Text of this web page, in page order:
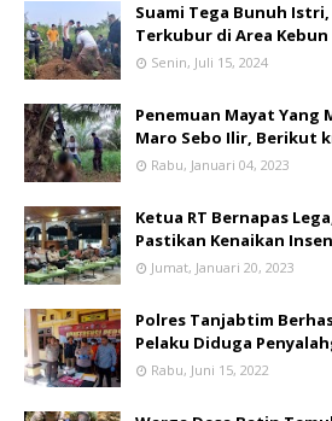
Suami Tega Bunuh
Terkubur di Area Kebun
Senin, Juli 15, 2024
Penemuan Mayat Yang
Maro Sebo Ilir, Berikut
Rabu, Januari 04, 2023
Ketua RT Bernapas
Pastikan Kenaikan
Jumat, Januari 20, 2023
Polres Tanjabtim
Pelaku Diduga
Rabu, Juni 15, 2022